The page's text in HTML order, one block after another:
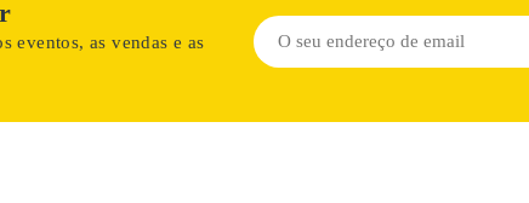
eventos, as vendas e as